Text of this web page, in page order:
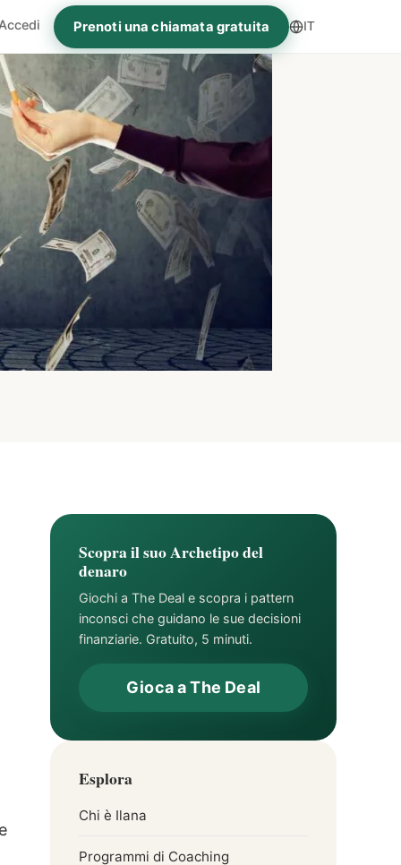
Accedi Prenoti una chiamata gratuita IT
Scopra il suo Archetipo del
denaro
Giochi a The Deal e scopra i pattern
inconsci che guidano le sue decisioni
finanziarie. Gratuito, 5 minuti.
Gioca a The Deal
Esplora
Chi è Ilana
Programmi di Coaching